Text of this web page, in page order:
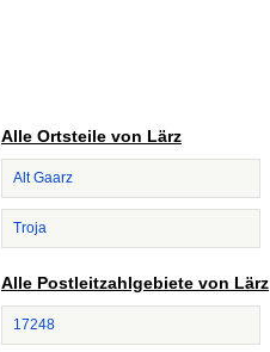
Alle Ortsteile von Lärz
Alt Gaarz
Troja
Alle Postleitzahlgebiete von Lärz
17248